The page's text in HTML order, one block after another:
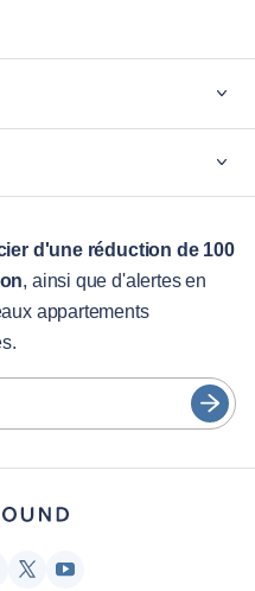
d'une réduction de 100
, ainsi que d'alertes en
appartements